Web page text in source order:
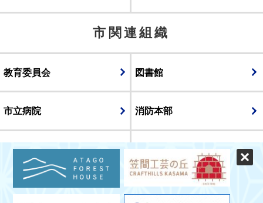
市関連組織
教育委員会 図書館
市立病院 消防本部
議会
表示 スマートフォン版 パソコン版